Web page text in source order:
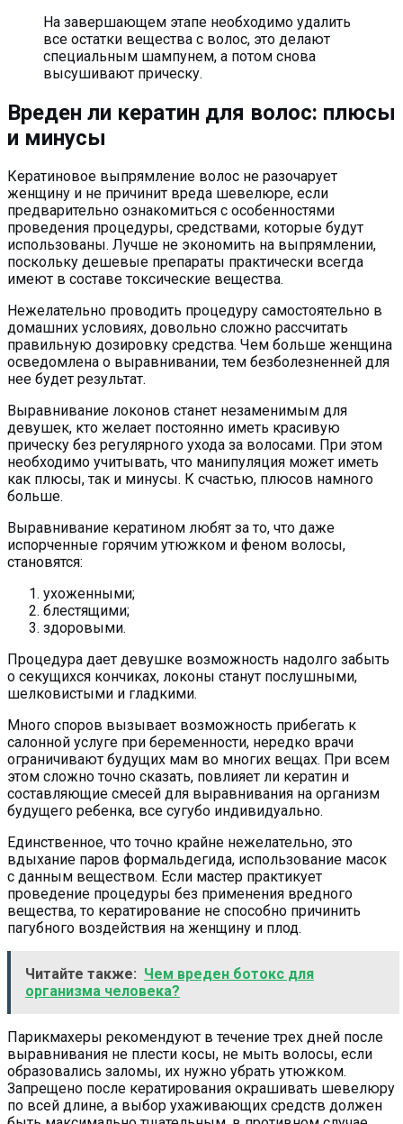
На завершающем этапе необходимо удалить
все остатки вещества с волос, это делают
специальным шампунем, а потом снова
высушивают прическу.
Вреден ли кератин для волос: плюсы
и минусы
Кератиновое выпрямление волос не разочарует
женщину и не причинит вреда шевелюре, если
предварительно ознакомиться с особенностями
проведения процедуры, средствами, которые будут
использованы. Лучше не экономить на выпрямлении,
поскольку дешевые препараты практически всегда
имеют в составе токсические вещества.
Нежелательно проводить процедуру самостоятельно в
домашних условиях, довольно сложно рассчитать
правильную дозировку средства. Чем больше женщина
осведомлена о выравнивании, тем безболезненней для
нее будет результат.
Выравнивание локонов станет незаменимым для
девушек, кто желает постоянно иметь красивую
прическу без регулярного ухода за волосами. При этом
необходимо учитывать, что манипуляция может иметь
как плюсы, так и минусы. К счастью, плюсов намного
больше.
Выравнивание кератином любят за то, что даже
испорченные горячим утюжком и феном волосы,
становятся:
ухоженными;
блестящими;
здоровыми.
Процедура дает девушке возможность надолго забыть
о секущихся кончиках, локоны станут послушными,
шелковистыми и гладкими.
Много споров вызывает возможность прибегать к
салонной услуге при беременности, нередко врачи
ограничивают будущих мам во многих вещах. При всем
этом сложно точно сказать, повлияет ли кератин и
составляющие смесей для выравнивания на организм
будущего ребенка, все сугубо индивидуально.
Единственное, что точно крайне нежелательно, это
вдыхание паров формальдегида, использование масок
с данным веществом. Если мастер практикует
проведение процедуры без применения вредного
вещества, то кератирование не способно причинить
пагубного воздействия на женщину и плод.
Читайте также: Чем вреден ботокс для
организма человека?
Парикмахеры рекомендуют в течение трех дней после
выравнивания не плести косы, не мыть волосы, если
образовались заломы, их нужно убрать утюжком.
Запрещено после кератирования окрашивать шевелюру
по всей длине, а выбор ухаживающих средств должен